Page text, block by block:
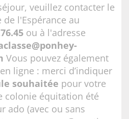
veuillez contacter le
de l'Espérance au
ou à l'adresse
Vous pouvez également
ligne : merci d’indiquer
souhaitée pour votre
colonie équitation été
ado (avec ou sans